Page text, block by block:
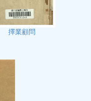
擇業顧問